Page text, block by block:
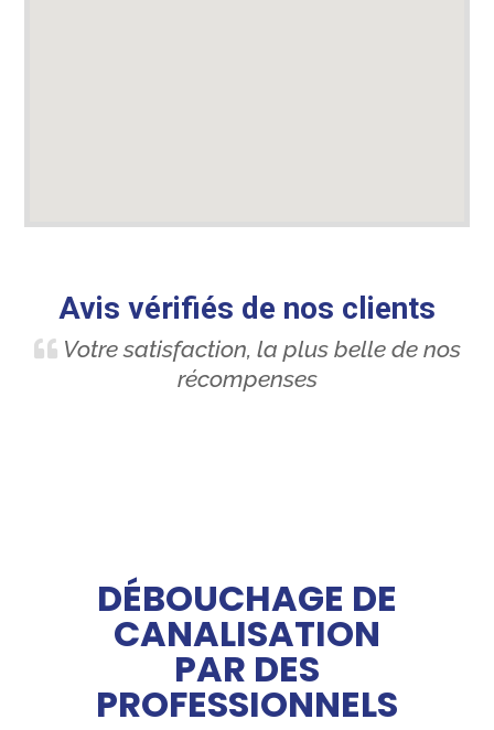
Avis vérifiés de nos clients
Votre satisfaction, la plus belle de nos
récompenses
DÉBOUCHAGE DE
CANALISATION
PAR DES
PROFESSIONNELS